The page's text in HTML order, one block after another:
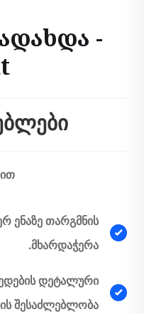
-
ენაზე თარგმნის
მხარდაჭერა.
დეტალური
შესაძლებლობა.